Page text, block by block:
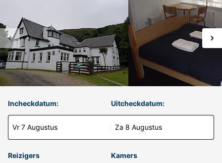
Incheckdatum:
Vr 7 Augustus
Uitcheckdatum:
Za 8 Augustus
Reizigers Kamers